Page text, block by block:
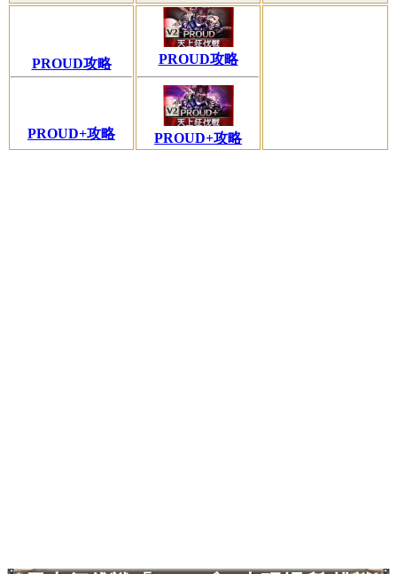
PROUD攻略
PROUD+攻略
PROUD攻略
PROUD+攻略